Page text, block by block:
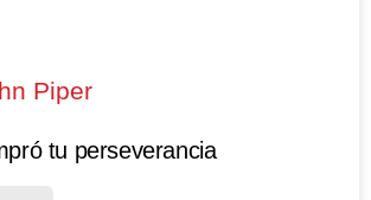
Piper
tu perseverancia